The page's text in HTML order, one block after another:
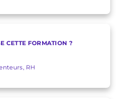
CETTE FORMATION ?
RH